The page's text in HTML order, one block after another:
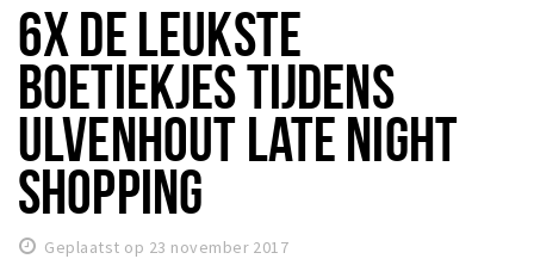
Eten
Drinken
Slapen
Recreatief
Winkels
6X DE LEUKSTE
BOETIEKJES TIJDENS
ULVENHOUT LATE NIGHT
SHOPPING
Geplaatst op 23 november 2017